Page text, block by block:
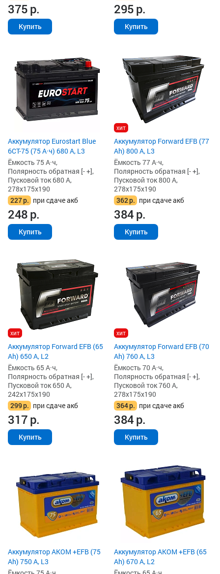
375р.
Купить
295р.
Купить
Аккумулятор Eurostart Blue
6CT-75 (75 А·ч) 680 А, L3
Ёмкость 75 А·ч,
Полярность обратная [- +],
Пусковой ток 680 А,
278x175x190
227р. при сдаче акб
248р.
Купить
хит
Аккумулятор Forward EFB (77
Ah) 800 А, L3
Ёмкость 77 А·ч,
Полярность обратная [- +],
Пусковой ток 800 А,
278x175x190
362р. при сдаче акб
384р.
Купить
хит
Аккумулятор Forward EFB (65
Ah) 650 А, L2
Ёмкость 65 А·ч,
Полярность обратная [- +],
Пусковой ток 650 А,
242x175x190
299р. при сдаче акб
317р.
Купить
хит
Аккумулятор Forward EFB (70
Ah) 760 А, L3
Ёмкость 70 А·ч,
Полярность обратная [- +],
Пусковой ток 760 А,
278x175x190
364р. при сдаче акб
384р.
Купить
Аккумулятор AKOM +EFB (75
Ah) 750 А, L3
Аккумулятор AKOM +EFB (65
Ah) 670 А, L2